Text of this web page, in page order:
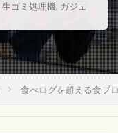
生ゴミ処理機, ガジェ
食べログを超える食ブ